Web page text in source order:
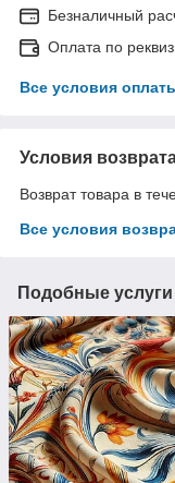
Безналичный
Оплата по
Все условия
Условия
Возврат товара в
Все условия
Подобные